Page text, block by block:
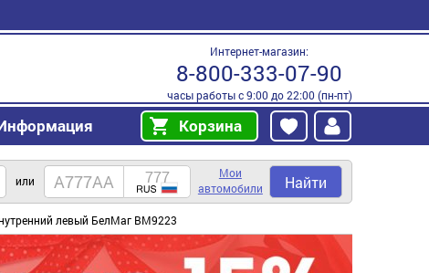
Интернет-магазин:
8-800-333-07-90
часы работы с 9:00 до 22:00 (пн-пт)
Корзина
или
Мои
автомобили
Найти
левый БелМаг BM9223